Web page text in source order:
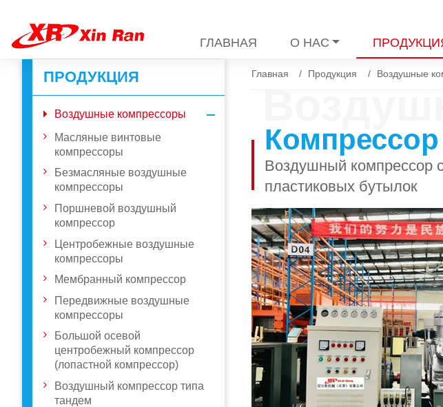
ГЛАВНАЯ О НАС
Главная Продукция Воздушные
Воздушный компрессор
пластиковых бутылок
ПРОДУКЦИЯ
Воздушные компрессоры
Масляные винтовые
компрессоры
Безмасляные воздушные
компрессоры
Поршневой воздушный
компрессор
Центробежные воздушные
компрессоры
Мембранный компрессор
Передвижные воздушные
компрессоры
Большой осевой
центробежный компрессор
(лопастной компрессор)
Воздушный компрессор типа
тандем